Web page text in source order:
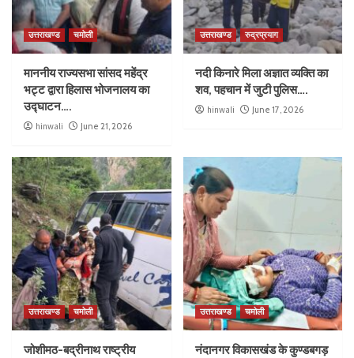
उत्तराखण्ड चमोली
माननीय राज्यसभा सांसद महेंद्र
भट्ट द्वारा हिलास भोजनालय का
उद्घाटन….
hinwali June 21, 2026
उत्तराखण्ड रुद्रप्रयाग
नदी किनारे मिला अज्ञात व्यक्ति का
शव, पहचान में जुटी पुलिस….
hinwali June 17, 2026
उत्तराखण्ड चमोली
जोशीमठ-बद्रीनाथ राष्ट्रीय
उत्तराखण्ड चमोली
नंदानगर विकासखंड के कुण्डबगड़